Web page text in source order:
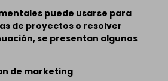
puede usarse para
de proyectos o resolver
se presentan algunos
de marketing